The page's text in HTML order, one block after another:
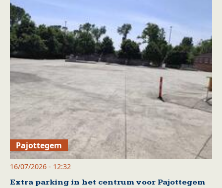
Pajottegem
16/07/2026 - 12:32
Extra parking in het centrum voor Pajottegem